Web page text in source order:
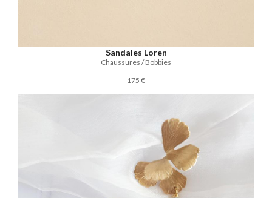
Sandales Loren
Chaussures / Bobbies
175 €